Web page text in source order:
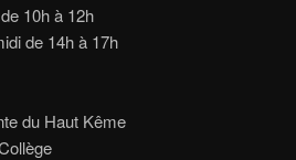
10h à 12h
de 14h à 17h
du Haut Kême